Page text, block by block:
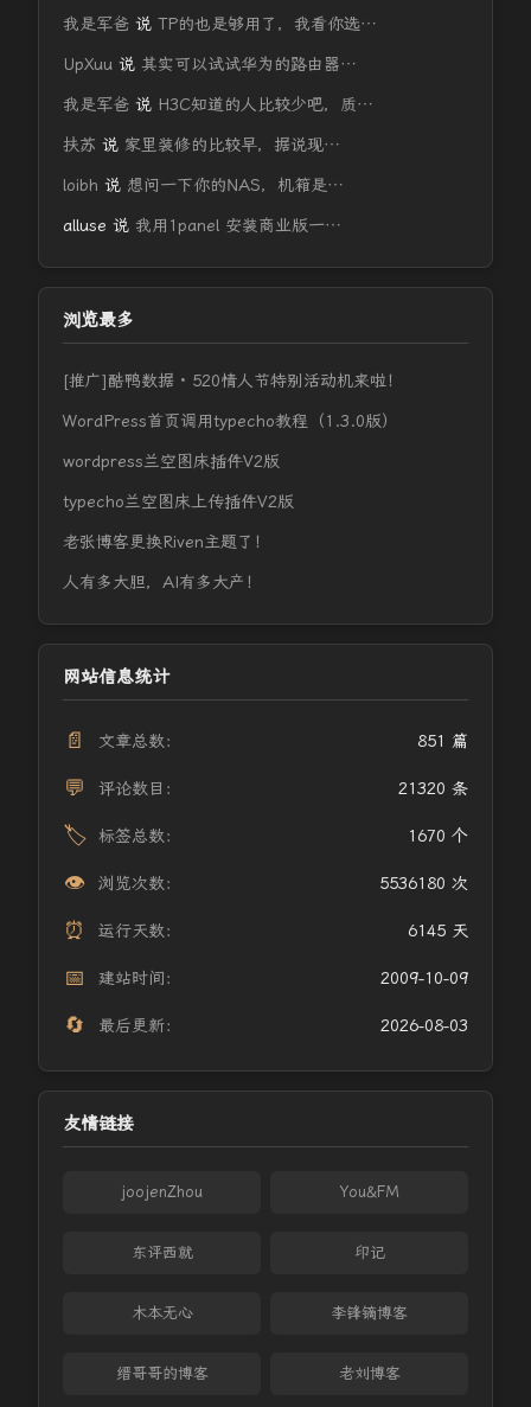
我是军爸 说 TP的也是够用了，我看你选…
UpXuu 说 其实可以试试华为的路由器…
我是军爸 说 H3C知道的人比较少吧，质…
扶苏 说 家里装修的比较早，据说现…
loibh 说 想问一下你的NAS，机箱是…
alluse 说 我用1panel 安装商业版一…
浏览最多
[推广]酷鸭数据 · 520情人节特别活动机来啦！
WordPress首页调用typecho教程（1.3.0版）
wordpress兰空图床插件V2版
typecho兰空图床上传插件V2版
老张博客更换Riven主题了！
人有多大胆，AI有多大产！
网站信息统计
📄 文章总数： 851 篇
💬 评论数目： 21320 条
🏷️ 标签总数： 1670 个
👁️ 浏览次数： 5536180 次
⏰ 运行天数： 6145 天
📅 建站时间： 2009-10-09
🔄 最后更新： 2026-08-03
友情链接
joojenZhou You&FM
东评西就 印记
木本无心 李锋镝博客
缙哥哥的博客 老刘博客